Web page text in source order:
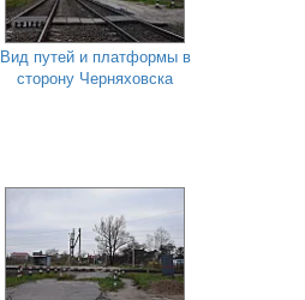
Вид путей и платформы в
сторону Черняховска